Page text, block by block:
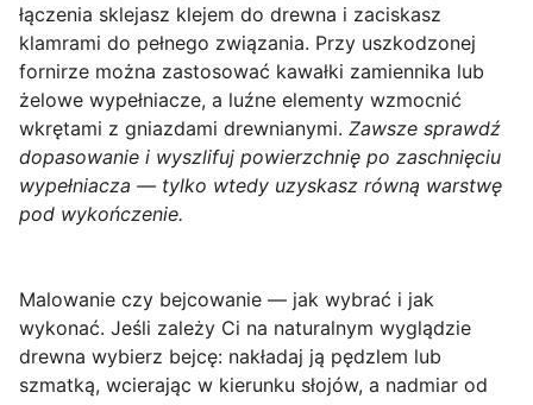
łączenia sklejasz klejem do drewna i zaciskasz
klamrami do pełnego związania. Przy uszkodzonej
fornirze można zastosować kawałki zamiennika lub
żelowe wypełniacze, a luźne elementy wzmocnić
wkrętami z gniazdami drewnianymi. Zawsze sprawdź
dopasowanie i wyszlifuj powierzchnię po zaschnięciu
wypełniacza — tylko wtedy uzyskasz równą warstwę
pod wykończenie.
Malowanie czy bejcowanie — jak wybrać i jak
wykonać. Jeśli zależy Ci na naturalnym wyglądzie
drewna wybierz bejcę: nakładaj ją pędzlem lub
szmatką, wcierając w kierunku słojów, a nadmiar od